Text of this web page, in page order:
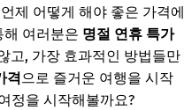
제 어떻게 해야 좋은 가격에
여러분은 명절 연휴 특가
고, 가장 효과적인 방법들만
격으로 즐거운 여행을 시작
정을 시작해볼까요?